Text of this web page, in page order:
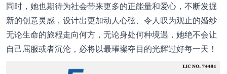
同时，她也期待为社会带来更多的正能量和爱心，不断发掘
新的创意灵感，设计出更加动人心弦、令人叹为观止的婚纱
无论生命的旅程走向何方，无论身处何种境遇，她绝不会让
自己屈服或者沉沦，必将以最璀璨夺目的光辉过好每一天！